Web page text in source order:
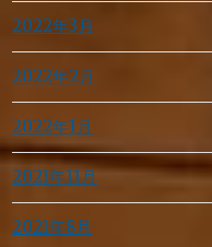
2022年3月
2022年2月
2022年1月
2021年11月
2021年8月